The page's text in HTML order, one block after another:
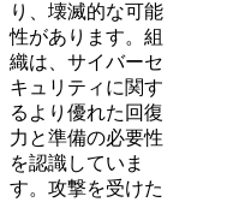
り、壊滅的な可能
性があります。組
織は、サイバーセ
キュリティに関す
るより優れた回復
力と準備の必要性
を認識していま
す。攻撃を受けた